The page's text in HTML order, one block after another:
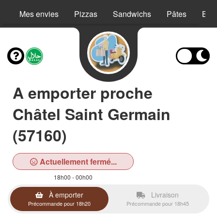
Mes envies Pizzas Sandwichs Pâtes
A emporter proche
Châtel Saint Germain
(57160)
Actuellement fermé...
18h00 - 00h00
À emporter
Précommande pour 18h20
Livraison
Précommande pour 18h45